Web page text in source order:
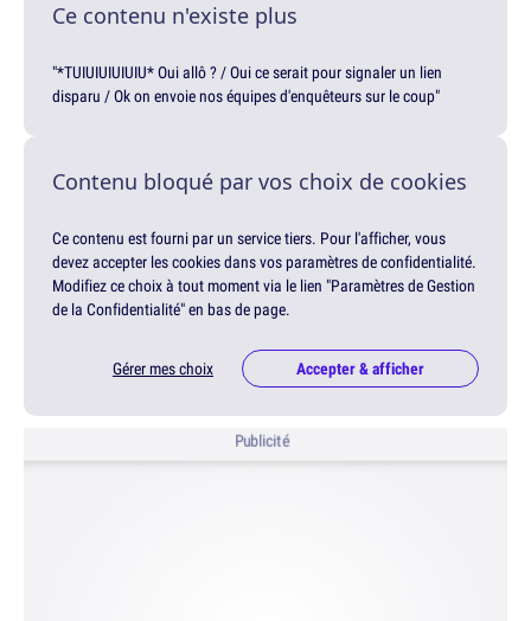
Ce contenu n'existe plus
"*TUIUIUIUIUIU* Oui allô ? / Oui ce serait pour signaler un lien
disparu / Ok on envoie nos équipes d'enquêteurs sur le coup"
Contenu bloqué par vos choix de cookies
Ce contenu est fourni par un service tiers. Pour l'afficher, vous
devez accepter les cookies dans vos paramètres de confidentialité.
Modifiez ce choix à tout moment via le lien "Paramètres de Gestion
de la Confidentialité" en bas de page.
Gérer mes choix Accepter & afficher
Publicité